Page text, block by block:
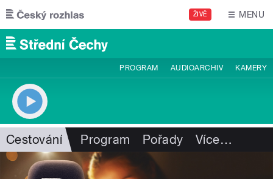
Přejít k hlavnímu obsahu
ŽIVĚ MENU
PROGRAM AUDIOARCHIV KAMERY
Cestování Program Pořady Více…